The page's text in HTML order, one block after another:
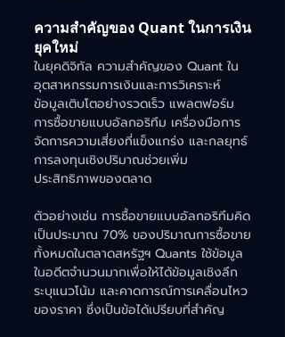
ความสำคัญของ Quant ในการเงิน
ยุคใหม่
ในยุคดิจิทัล ความสำคัญของ Quant ใน
อุตสาหกรรมการเงินและการวิเคราะห์
ข้อมูลเติบโตอย่างรวดเร็ว แพลตฟอร์ม
การซื้อขายแบบอัลกอริทึม เครื่องมือการ
จัดการความเสี่ยงที่แข็งแกร่ง และกลยุทธ์
การลงทุนเชิงปริมาณช่วยเพิ่ม
ประสิทธิภาพของตลาด
ตัวอย่างเช่น การซื้อขายแบบอัลกอริทึมคิด
เป็นประมาณ 70% ของปริมาณการซื้อขาย
ทั้งหมดในตลาดสหรัฐฯ Quants ใช้ข้อมูล
ในอดีตจำนวนมากเพื่อให้ได้ข้อมูลเชิงลึก
ระบุแนวโน้ม และคาดการณ์การเคลื่อนไหว
ของราคา ซึ่งเป็นข้อได้เปรียบที่สำคัญ